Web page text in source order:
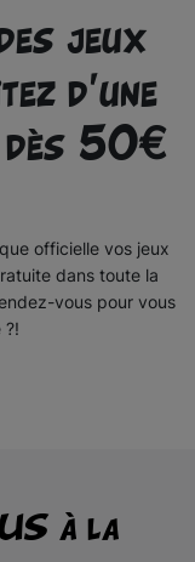
jeux
d'une
50€
officielle vos jeux
dans toute la
vous pour vous
?!
à la